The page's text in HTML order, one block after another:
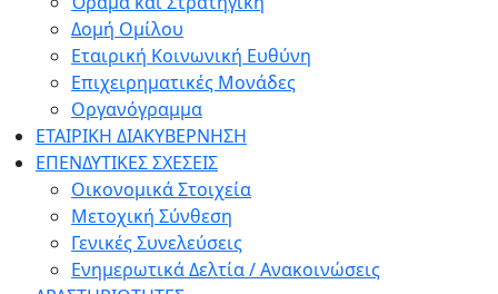
Δομή Ομίλου
Εταιρική Κοινωνική Ευθύνη
Επιχειρηματικές Μονάδες
Οργανόγραμμα
ΕΤΑΙΡΙΚΗ ΔΙΑΚΥΒΕΡΝΗΣΗ
ΕΠΕΝΔΥΤΙΚΕΣ ΣΧΕΣΕΙΣ
Οικονομικά Στοιχεία
Μετοχική Σύνθεση
Γενικές Συνελεύσεις
Ενημερωτικά Δελτία / Ανακοινώσεις